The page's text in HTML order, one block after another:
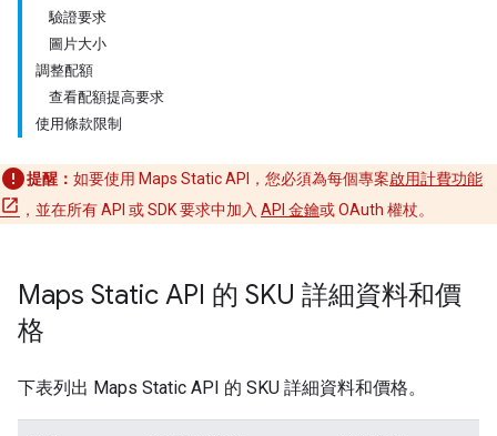
驗證要求
圖片大小
調整配額
查看配額提高要求
使用條款限制
提醒： 如要使用 Maps Static API，您必須為每個專案啟用計費功能
，並在所有 API 或 SDK 要求中加入 API 金鑰或 OAuth 權杖。
Maps Static API 的 SKU 詳細資料和價
格
下表列出 Maps Static API 的 SKU 詳細資料和價格。